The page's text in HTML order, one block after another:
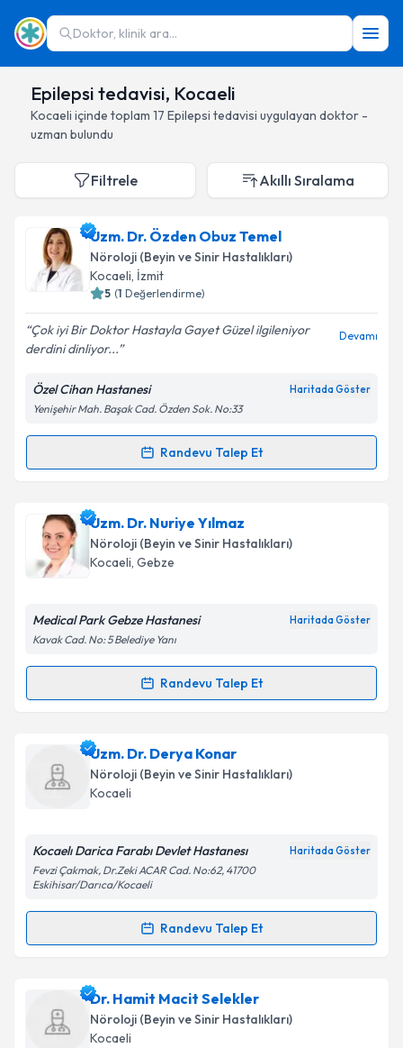
Doktor, klinik ara...
Epilepsi tedavisi, Kocaeli
Kocaeli içinde toplam 17 Epilepsi tedavisi uygulayan doktor -
uzman bulundu
Filtrele Akıllı Sıralama
Uzm. Dr. Özden Obuz Temel
Nöroloji (Beyin ve Sinir Hastalıkları)
Kocaeli, İzmit
5 (1 Değerlendirme)
Çok iyi Bir Doktor Hastayla Gayet Güzel ilgileniyor
derdini dinliyor...
Devamı
Özel Cihan Hastanesi Haritada Göster
Yenişehir Mah. Başak Cad. Özden Sok. No:33
Randevu Talep Et
Randevu Takvimi Talebi
Uzm. Dr. Özden Obuz Temeliçin randevu takvimi
talebi oluşturun. Size bu uzmandan randevu almanız
için bir takvim hazırlandığında e-posta ile
bilgilendireceğiz.
Kişisel verilerimin işlenmesine ilişkinAydınlatma
kapsamda işlenmesini kabul ediyorum.
Uzm. Dr. Nuriye Yılmaz
Nöroloji (Beyin ve Sinir Hastalıkları)
Kocaeli, Gebze
Medical Park Gebze Hastanesi Haritada Göster
Kavak Cad. No: 5 Belediye Yanı
Randevu Talep Et
Randevu Takvimi Talebi
Uzm. Dr. Nuriye Yılmaziçin randevu takvimi talebi
oluşturun. Size bu uzmandan randevu almanız için bir
takvim hazırlandığında e-posta ile bilgilendireceğiz.
Kişisel verilerimin işlenmesine ilişkinAydınlatma
'ni okudum ve kişisel verilerimin belirtilen
kapsamda işlenmesini kabul ediyorum.
Takvim Talebini Gönder
Uzm. Dr. Derya Konar
Nöroloji (Beyin ve Sinir Hastalıkları)
Kocaeli
Kocaelı Darica Farabı Devlet Hastanesı Haritada Göster
Fevzi Çakmak, Dr.Zeki ACAR Cad. No:62, 41700
Eskihisar/Darıca/Kocaeli
Randevu Talep Et
Randevu Takvimi Talebi
Uzm. Dr. Derya Konar için randevu takvimi talebi
oluşturun. Size bu uzmandan randevu almanız için bir
takvim hazırlandığında e-posta ile bilgilendireceğiz.
Dr. Hamit Macit Selekler
Nöroloji (Beyin ve Sinir Hastalıkları)
Kocaeli